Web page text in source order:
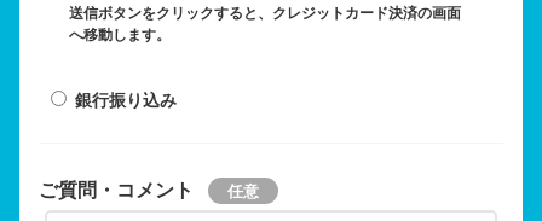
送信ボタンをクリックすると、クレジットカード決済の画面
へ移動します。
銀行振り込み
ご質問・コメント